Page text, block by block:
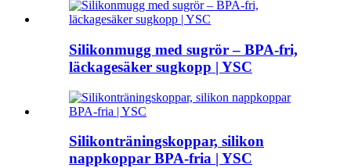
Silikonmugg med sugrör – BPA-fri,
läckagesäker sugkopp | YSC
Silikonträningskoppar, silikon
nappkoppar BPA-fria | YSC